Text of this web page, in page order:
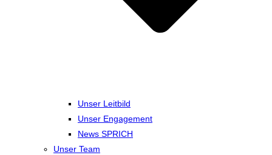
Unser Leitbild
Unser Engagement
News SPRICH
Unser Team